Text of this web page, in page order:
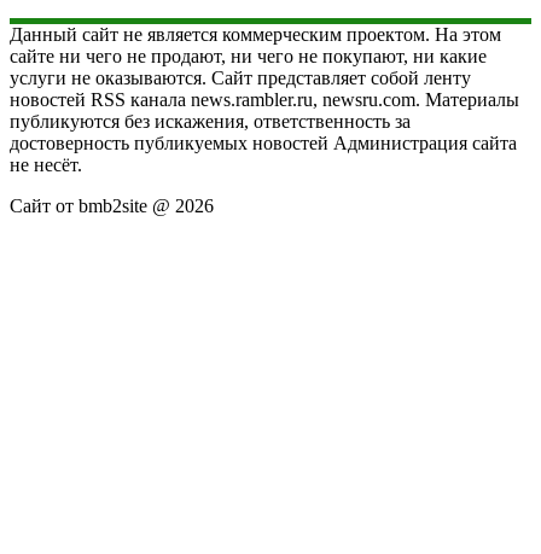
Данный сайт не является коммерческим проектом. На этом
сайте ни чего не продают, ни чего не покупают, ни какие
услуги не оказываются. Сайт представляет собой ленту
новостей RSS канала news.rambler.ru, newsru.com. Материалы
публикуются без искажения, ответственность за
достоверность публикуемых новостей Администрация сайта
не несёт.
Сайт от bmb2site @ 2026